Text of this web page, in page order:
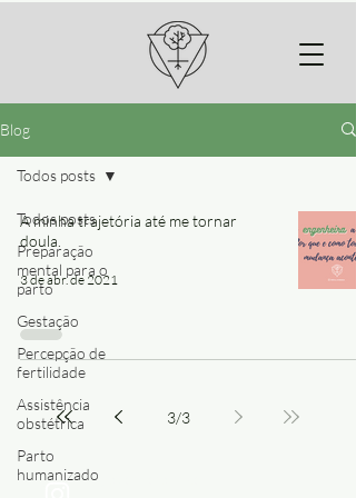
Blog
Todos posts
Preparação
mental para o
parto
Gestação
Percepção de
fertilidade
Assistência
obstétrica
Parto
humanizado
Todos posts
A minha trajetória até me tornar
doula.
3 de abr. de 2021
3/3
@leticia_cremasco